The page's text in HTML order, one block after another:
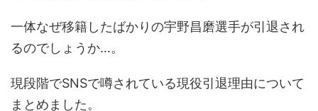
一体なぜ移籍したばかりの宇野昌磨選手が引退され
るのでしょうか…。
現段階でSNSで噂されている現役引退理由について
まとめました。